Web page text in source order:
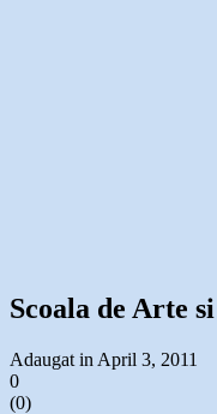
Scoala de Arte
Adaugat in April 3, 2011
0
(0)